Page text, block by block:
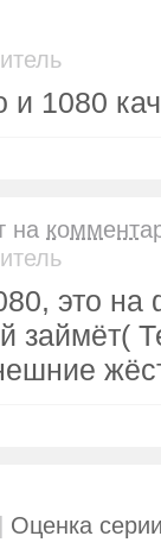
1080
на
это
займёт(
| Оценка